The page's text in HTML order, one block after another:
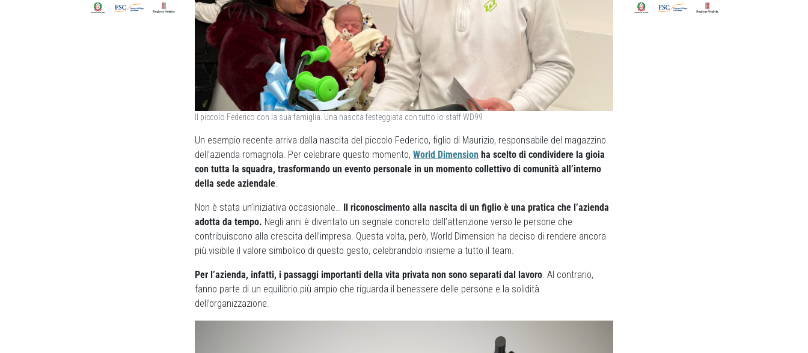
Il piccolo Federico con la sua famiglia. Una nascita festeggiata con tutto lo staff WD99
Un esempio recente arriva dalla nascita del piccolo Federico, figlio di Maurizio, responsabile del magazzino
dell’azienda romagnola. Per celebrare questo momento, World Dimension ha scelto di condividere la gioia
con tutta la squadra, trasformando un evento personale in un momento collettivo di comunità all’interno
della sede aziendale
Non è stata un’iniziativa occasionale… Il riconoscimento alla nascita di un figlio è una pratica che l’azienda
adotta da tempo. Negli anni è diventato un segnale concreto dell’attenzione verso le persone che
contribuiscono alla crescita dell’impresa. Questa volta, però, World Dimension ha deciso di rendere ancora
più visibile il valore simbolico di questo gesto, celebrandolo insieme a tutto il team.
Per l’azienda, infatti, i passaggi importanti della vita privata non sono separati dal lavoro . Al contrario,
fanno parte di un equilibrio più ampio che riguarda il benessere delle persone e la solidità
dell’organizzazione.